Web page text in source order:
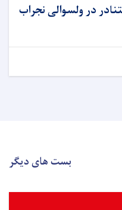
در ولسوالی نجراب
بست های دیگر